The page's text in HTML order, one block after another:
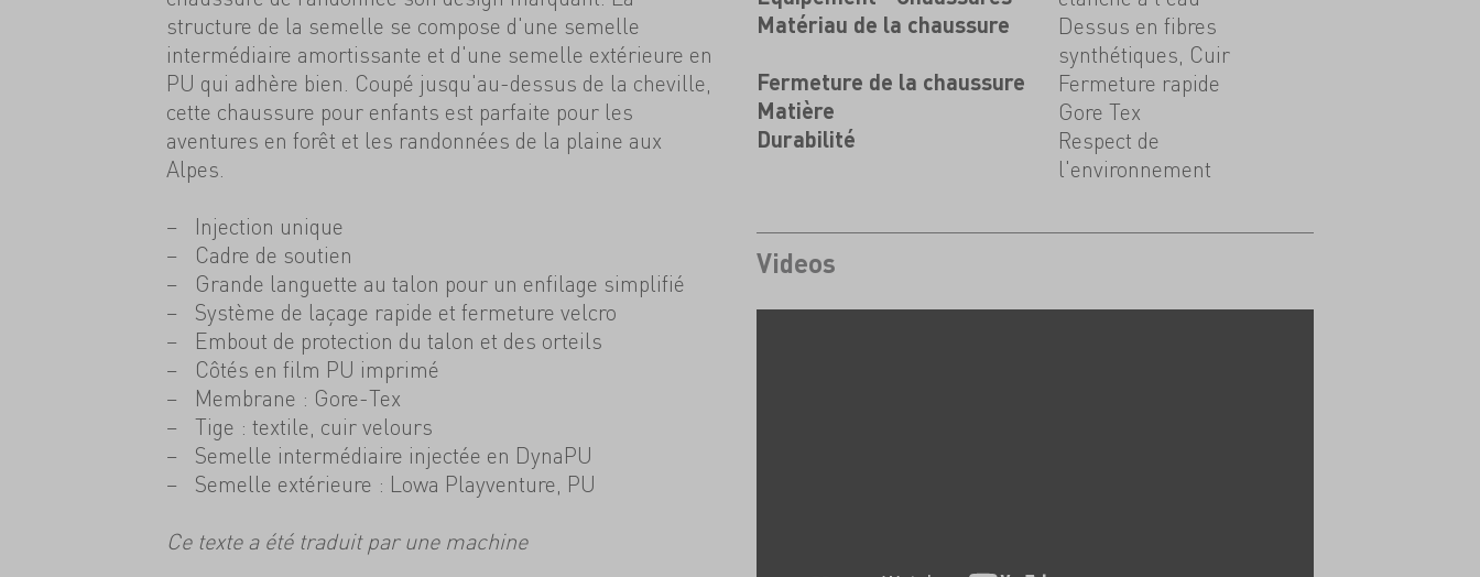
structure de la semelle se compose d'une semelle
intermédiaire amortissante et d'une semelle extérieure en
PU qui adhère bien. Coupé jusqu'au-dessus de la cheville,
cette chaussure pour enfants est parfaite pour les
aventures en forêt et les randonnées de la plaine aux
Alpes.
Injection unique
Cadre de soutien
Grande languette au talon pour un enfilage simplifié
Système de laçage rapide et fermeture velcro
Embout de protection du talon et des orteils
Côtés en film PU imprimé
Membrane : Gore-Tex
Tige : textile, cuir velours
Semelle intermédiaire injectée en DynaPU
Semelle extérieure : Lowa Playventure, PU
Ce texte a été traduit par une machine
Matériau de la chaussure
Dessus en fibres
synthétiques, Cuir
Fermeture de la chaussure Fermeture rapide
Matière Gore Tex
Durabilité
Respect de
l'environnement
Videos